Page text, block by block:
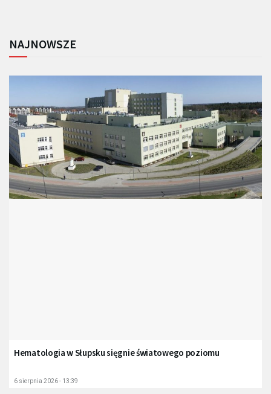
NAJNOWSZE
Hematologia w Słupsku sięgnie światowego poziomu
6 sierpnia 2026 - 13:39